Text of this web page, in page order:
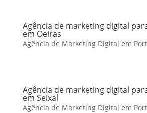
Agência de marketing digital
em Oeiras
Agência de Marketing Digital em
Agência de marketing digital
em Seixal
Agência de Marketing Digital em